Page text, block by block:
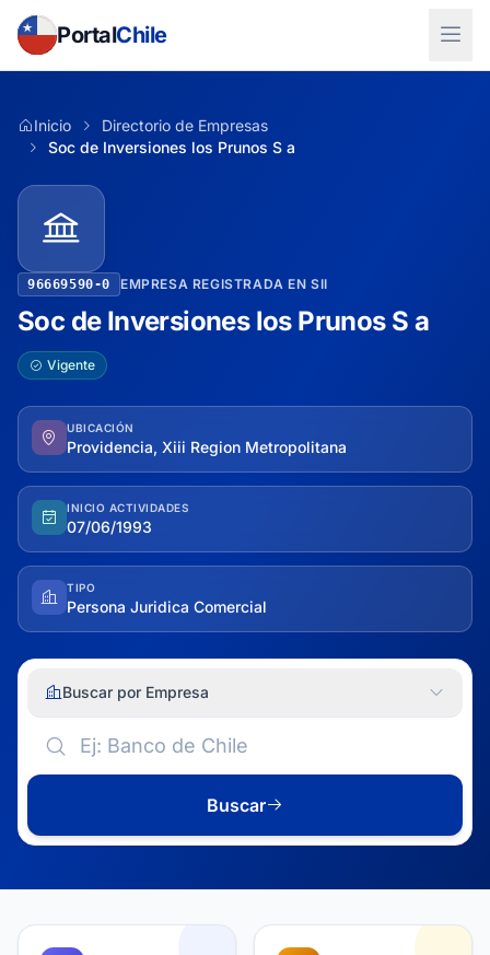
PortalChile
Inicio
Directorio de Empresas
Soc de Inversiones los Prunos S a
96669590-0 EMPRESA REGISTRADA EN SII
Soc de Inversiones los Prunos S a
Vigente
UBICACIÓN
Providencia, Xiii Region Metropolitana
INICIO ACTIVIDADES
07/06/1993
TIPO
Persona Juridica Comercial
Buscar por Empresa
Buscar